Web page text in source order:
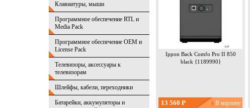
Клавиатуры, мыши
Программное обеспечение RTL и
Media Pack
Программное обеспечение OEM и
License Pack
Телевизоры, аксессуары к
телевизорам
Шлейфы, кабели, переходники
Батарейки, аккумуляторы и
Ippon Back Comfo Pro II 850
black {1189990}
13 560 Р